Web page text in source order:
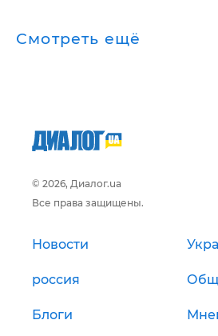
Смотреть ещё
© 2026, Диалог.ua
Все права защищены.
Новости
россия
Блоги